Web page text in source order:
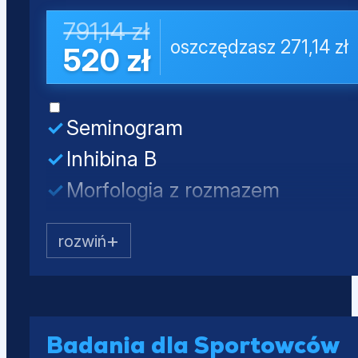
Próby wątrobowe (ALT, AST,
Lipidogram (CHOL, HDL, nie-
Glukoza
791,14 zł
520 zł oszczędzasz 271,14 zł
Seminogram
Inhibina B
Morfologia z rozmazem
Testosteron całkowity
LH
FSH
PSA całkowity
Mocz - badanie ogólne
Badania dla Sportowców